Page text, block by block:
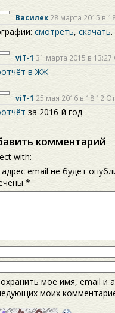
Василек 28 марта 2015 в
смотреть, скачать.
viT-1 31 марта 2015 в 13:27
в ЖЖ
viT-1 25 мая 2016 в 18:12
за 2016-й год
комментарий
with:
email не будет
*
моё имя, email и
моих